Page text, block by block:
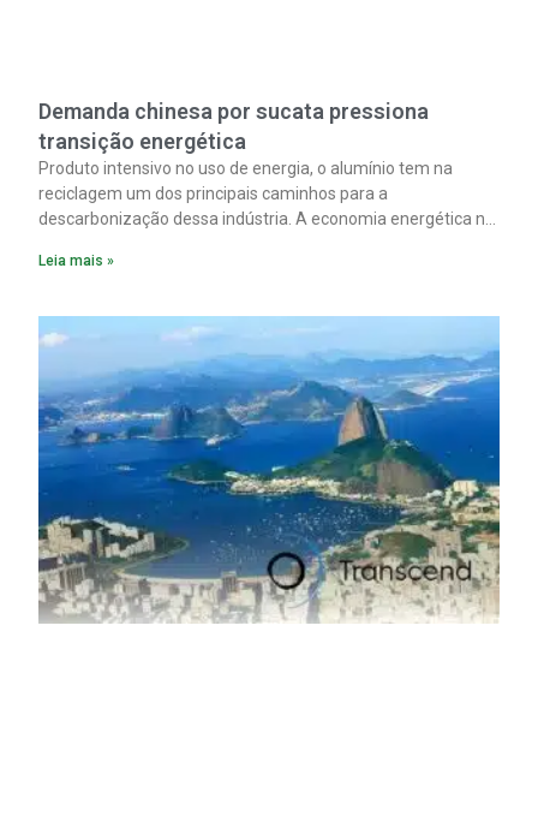
Demanda chinesa por sucata pressiona
transição energética
Produto intensivo no uso de energia, o alumínio tem na
reciclagem um dos principais caminhos para a
descarbonização dessa indústria. A economia energética na
material. A produção de um alumínio mais limpo, no entanto,
insumo, a sucata, devido, sobretudo, ao interesse chinês
pela matéria-prima.
Leia mais »